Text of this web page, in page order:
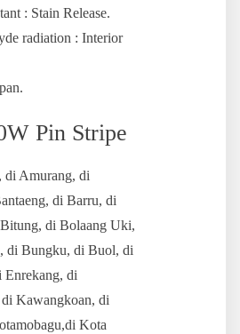
: Stain Release.
radiation : Interior
Pin Stripe
di Amurang, di
di Barru, di
di Bolaang Uki,
di Bungku, di Buol, di
Enrekang, di
Kawangkoan, di
Kota